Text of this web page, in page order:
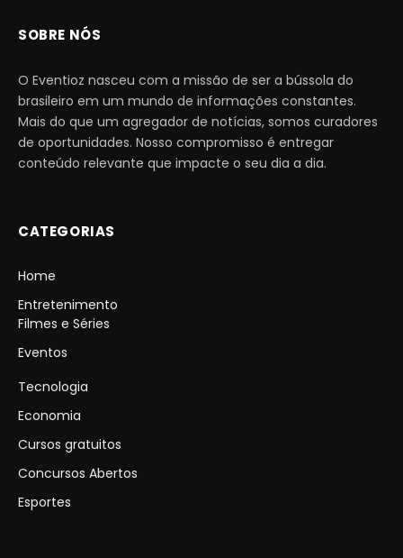
SOBRE NÓS
O Eventioz nasceu com a missão de ser a bússola do
brasileiro em um mundo de informações constantes.
Mais do que um agregador de notícias, somos curadores
de oportunidades. Nosso compromisso é entregar
conteúdo relevante que impacte o seu dia a dia.
CATEGORIAS
Home
Entretenimento
Filmes e Séries
Eventos
Tecnologia
Economia
Cursos gratuitos
Concursos Abertos
Esportes